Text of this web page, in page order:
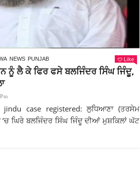
NEWS PUNJAB Like
ਨੂੰ ਲੈ ਕੇ ਫਿਰ ਫਸੇ ਬਲਜਿੰਦਰ ਸਿੰਘ ਜਿੰਦੂ,
jindu case registered: ਲੁਧਿਆਣਾ (ਤਰਸੇਮ
‘ਚ ਘਿਰੇ ਬਲਜਿੰਦਰ ਸਿੰਘ ਜਿੰਦੂ ਦੀਆਂ ਮੁਸ਼ਕਿਲਾਂ ਘੱਟ